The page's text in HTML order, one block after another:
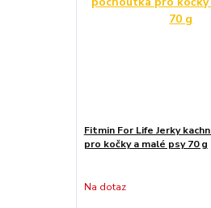
Fitmin For Life Jerky
pro kočky a malé psy 70 g
Na dotaz